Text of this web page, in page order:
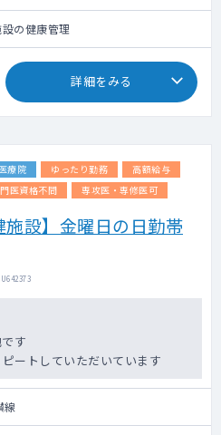
の健康管理
詳細をみる
療院 ゆったり勤務
高額給与
医資格不問 専攻医・専修医可
施設】金曜日の日勤帯
す
ートしていただいています
線